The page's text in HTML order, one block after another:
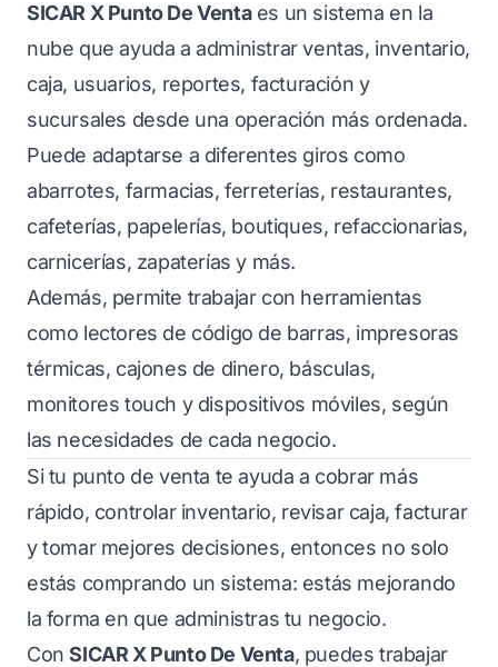
SICAR X Punto De Ventaes un sistema en la
nube que ayuda a administrar ventas, inventario,
caja, usuarios, reportes, facturación y
sucursales desde una operación más ordenada.
Puede adaptarse a diferentes giros como
abarrotes, farmacias, ferreterías, restaurantes,
cafeterías, papelerías, boutiques, refaccionarias,
carnicerías, zapaterías y más.
Además, permite trabajar con herramientas
como lectores de código de barras, impresoras
térmicas, cajones de dinero, básculas,
monitores touch y dispositivos móviles, según
las necesidades de cada negocio.
Si tu punto de venta te ayuda a cobrar más
rápido, controlar inventario, revisar caja, facturar
y tomar mejores decisiones, entonces no solo
estás comprando un sistema: estás mejorando
la forma en que administras tu negocio.
ConSICAR X Punto De Venta, puedes trabajar